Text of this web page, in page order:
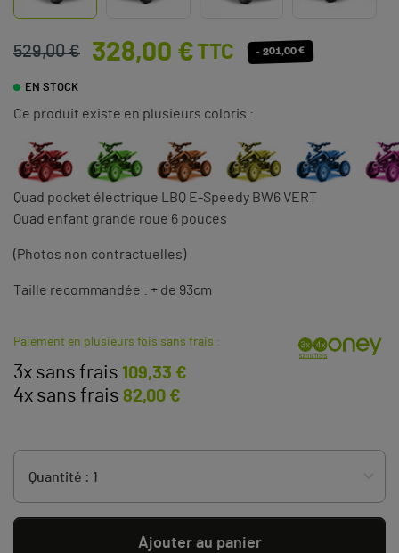
529,00 € 328,00 €TTC - 201,00 €
EN STOCK
Ce produit existe en plusieurs coloris :
Quad pocket électrique LBQ E-Speedy BW6 VERT
Quad enfant grande roue 6 pouces
(Photos non contractuelles)
Taille recommandée : + de 93cm
Paiement en plusieurs fois sans frais :
3x sans frais 109,33 €
4x sans frais 82,00 €
Ajouter au panier